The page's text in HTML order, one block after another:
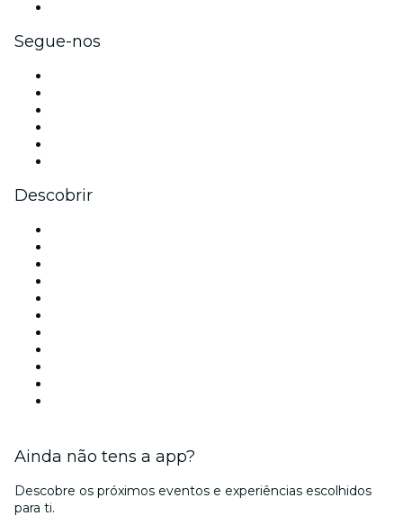
Segue-nos
Descobrir
Ainda não tens a app?
Descobre os próximos eventos e experiências escolhidos
para ti.